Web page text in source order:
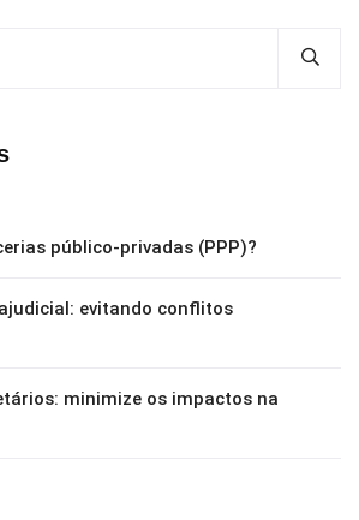
público-privadas (PPP)?
evitando conflitos
minimize os impactos na